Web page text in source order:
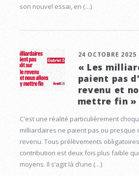
son nouvel essai, en (…)
24 OCTOBRE 2025
« Les
paient pas
revenu et
mettre fin »
C’est une réalité particulièrement
milliardaires ne paient pas ou presque
revenu. Tous prélèvements
contribution est deux fois plus faible
moyens. Il s’agit là d’une (…)